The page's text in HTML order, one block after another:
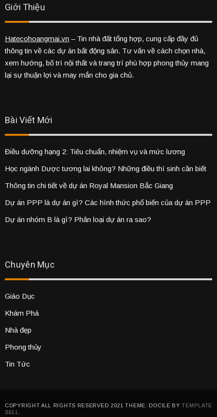
Giới Thiệu
Hatecohoangmai.vn – Tin nhà đất tổng hợp, cung cấp đầy đủ
thông tin về các dự án bất động sản. Tư vấn về cách chọn nhà,
xem hướng, bố trí nội thất và trang trí phù hợp phong thủy mang
lại sự thuận lợi và may mắn cho gia chủ.
Bài Viết Mới
Điều dưỡng hạng 2: Tiêu chuẩn, nhiệm vụ và mức lương
Học ngành Dược tương lai không? Những điều thí sinh cần biết
Thông tin chi tiết về dự án Royal Mansion Bắc Giang
Dự án PPP là dự án gì? Các hình thức phổ biến của dự án PPP
Dự án nhóm B là gì? Phân loại dự án ra sao?
Chuyên Mục
Giáo Dục
Khám Phá
Nhà đẹp
Phong thủy
Tin Tức
COPYRIGHT ALL RIGHTS RESERVED 2021 THEME: DOCILE BYTEMPLATE
SELL